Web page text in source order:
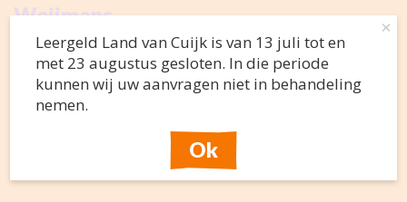
Weijmans
26 februari 2026
De waarde van je kerstpakket
doneren aan Leergeld Land van Cuijk!
Actueel overzicht
×
Leergeld Land van Cuijk is van 13 juli tot en
met 23 augustus gesloten. In die periode
kunnen wij uw aanvragen niet in behandeling
nemen.
Ok